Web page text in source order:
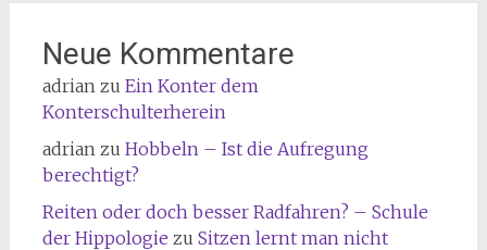
Neue Kommentare
adrian zu Ein Konter dem
Konterschulterherein
adrian zu Hobbeln – Ist die Aufregung
berechtigt?
Reiten oder doch besser Radfahren? – Schule
der Hippologie zu Sitzen lernt man nicht